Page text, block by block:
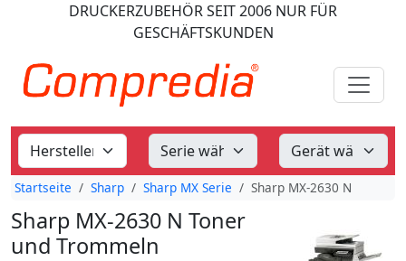
DRUCKERZUBEHÖRSEIT 2006 NUR FÜR
GESCHÄFTSKUNDEN
Startseite Sharp Sharp MX Serie Sharp MX-2630 N
Sharp MX-2630 N Toner
und Trommeln